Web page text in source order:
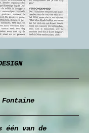
één van de